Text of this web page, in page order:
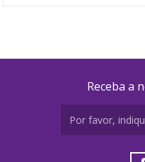
Receba a